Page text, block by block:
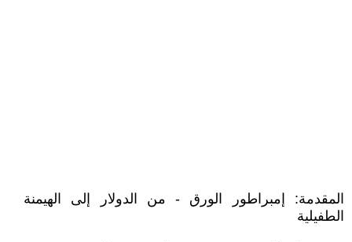
المقدمة: إمبراطور الورق - من الدولار إلى الهيمنة
الطفيلية